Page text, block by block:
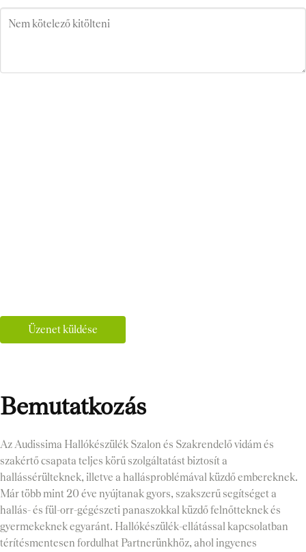
Üzenet küldése
Bemutatkozás
Az Audissima Hallókészülék Szalon és Szakrendelő vidám és
szakértő csapata teljes körű szolgáltatást biztosít a
hallássérülteknek, illetve a hallásproblémával küzdő embereknek.
Már több mint 20 éve nyújtanak gyors, szakszerű segítséget a
hallás- és fül-orr-gégészeti panaszokkal küzdő felnőtteknek és
gyermekeknek egyaránt. Hallókészülék-ellátással kapcsolatban
térítésmentesen fordulhat Partnerünkhöz, ahol ingyenes